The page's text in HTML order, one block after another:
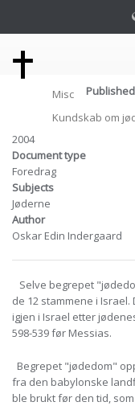
Misc
Kundskab om
Published
2004
Document type
Foredrag
Subjects
Jøderne
Author
Oskar Edin Indergaard
Selve begrepet
de 12 stammene i
igjen i Israel etter
598-539 før Messias.
Begrepet "jødedom"
fra den babylonske
ble brukt før den tid,